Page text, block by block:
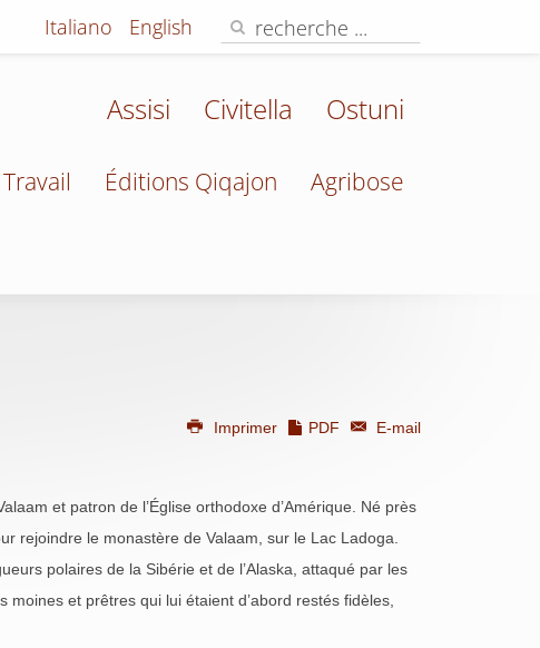
Italiano English
Assisi Civitella Ostuni
Travail Éditions Qiqajon Agribose
Imprimer PDF
E-mail
et patron de l’Église orthodoxe d’Amérique. Né près
rejoindre le monastère de Valaam, sur le Lac Ladoga.
polaires de la Sibérie et de l’Alaska, attaqué par les
et prêtres qui lui étaient d’abord restés fidèles,